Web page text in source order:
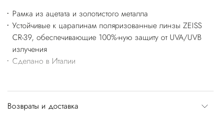
Рамка из ацетата и золотистого металла
Устойчивые к царапинам поляризованные линзы ZEISS
CR-39, обеспечивающие 100%-ную защиту от UVA/UVB
излучения
Сделано в Италии
Возвраты и доставка